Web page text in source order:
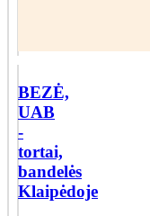
BEZĖ,
UAB
-
tortai,
bandelės
Klaipėdoje